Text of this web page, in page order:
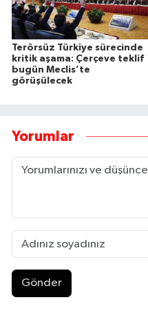
Terörsüz Türkiye sürecinde
kritik aşama: Çerçeve teklif
bugün Meclis’te
görüşülecek
Yorumlar
Gönder